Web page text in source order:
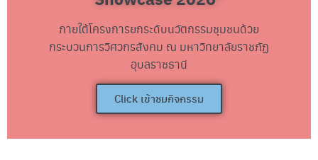
ภายใต้โครงการยกระดับนวัตกรรมชุมชนด้วย
กระบวนการวิศวกรสังคม ณ มหาวิทยาลัยราชภัฏ
อุบลราชธานี
Click เข้าชมกิจกรรม